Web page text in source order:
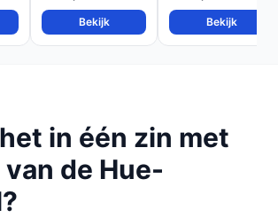
Bekijk Bekijk
in één zin met
de Hue-